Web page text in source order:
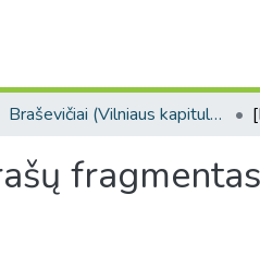
Braševičiai (Vilniaus kapitulos fondas. F43. Bažnytinės valdos)